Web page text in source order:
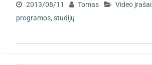
2013/08/11 Tomas Video įrašai
programos, studijų